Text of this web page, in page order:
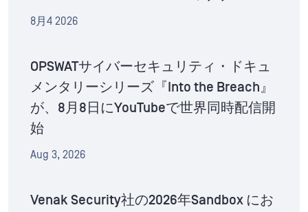
8月4 2026
OPSWATサイバーセキュリティ・ドキュ
メンタリーシリーズ『Into the Breach』
が、8月8日にYouTubeで世界同時配信開
始
Aug 3, 2026
Venak Security社の2026年Sandbox にお